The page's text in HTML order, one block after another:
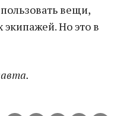
вещи,
Но это в